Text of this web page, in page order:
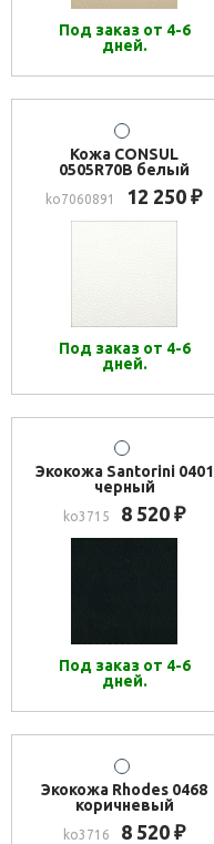
Под заказ от 4-6
дней.
Кожа CONSUL
0505R70B белый
ko7060891 12 250 ₽
Под заказ от 4-6
дней.
Экокожа Santorini 0401
черный
ko3715 8 520 ₽
Под заказ от 4-6
дней.
Экокожа Rhodes 0468
коричневый
ko3716 8 520 ₽